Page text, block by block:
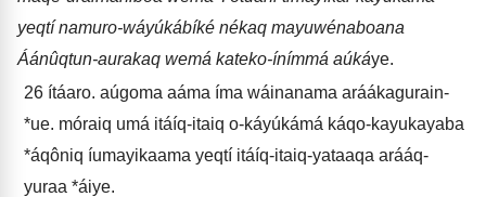
yeqtí namuro-wáyúkábíké nékaq mayuwénaboana
Áánûqtun-aurakaq wemá kateko-ínímmá aúkáye.
26 ítáaro. aúgoma aáma íma wáinanama aráákagurain-
*ue. móraiq umá itáíq-itaiq o-káyúkámá káqo-kayukayaba
*áqôniq íumayikaama yeqtí itáíq-itaiq-yataaqa arááq-
yuraa *áiye.